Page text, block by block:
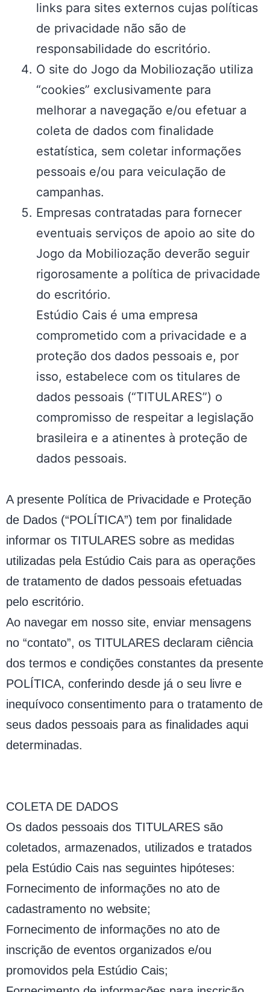
links para sites externos cujas políticas
de privacidade não são de
responsabilidade do escritório.
O site do Jogo da Mobiliozação utiliza
“cookies” exclusivamente para
melhorar a navegação e/ou efetuar a
coleta de dados com finalidade
estatística, sem coletar informações
pessoais e/ou para veiculação de
campanhas.
Empresas contratadas para fornecer
eventuais serviços de apoio ao site do
Jogo da Mobiliozação deverão seguir
rigorosamente a política de privacidade
do escritório.
Estúdio Cais é uma empresa
comprometido com a privacidade e a
proteção dos dados pessoais e, por
isso, estabelece com os titulares de
dados pessoais (“TITULARES”) o
compromisso de respeitar a legislação
brasileira e a atinentes à proteção de
dados pessoais.
A presente Política de Privacidade e Proteção
de Dados (“POLÍTICA”) tem por finalidade
informar os TITULARES sobre as medidas
utilizadas pela Estúdio Cais para as operações
de tratamento de dados pessoais efetuadas
pelo escritório.
Ao navegar em nosso site, enviar mensagens
no “contato”, os TITULARES declaram ciência
dos termos e condições constantes da presente
POLÍTICA, conferindo desde já o seu livre e
inequívoco consentimento para o tratamento de
seus dados pessoais para as finalidades aqui
determinadas.
COLETA DE DADOS
Os dados pessoais dos TITULARES são
coletados, armazenados, utilizados e tratados
pela Estúdio Cais nas seguintes hipóteses:
Fornecimento de informações no ato de
cadastramento no website;
Fornecimento de informações no ato de
inscrição de eventos organizados e/ou
promovidos pela Estúdio Cais;